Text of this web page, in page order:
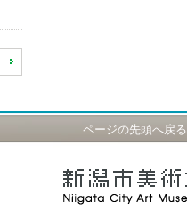
ページの先頭へ戻る